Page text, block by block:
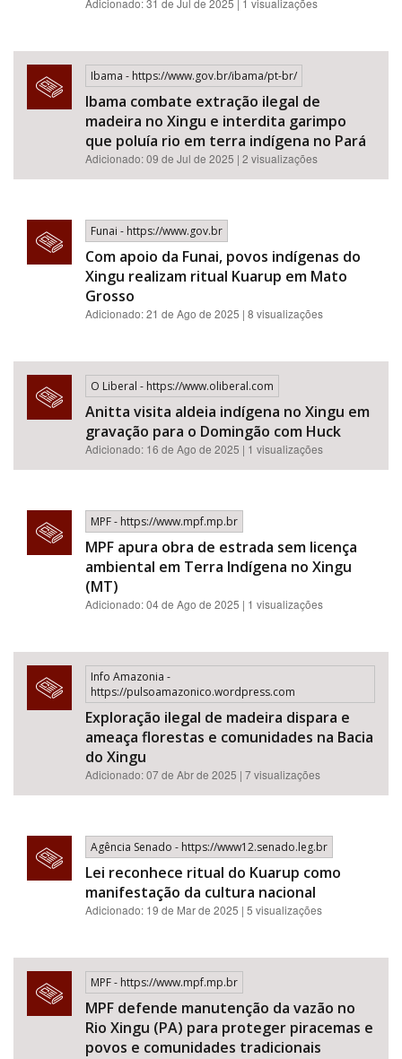
Adicionado: 31 de Jul de 2025 | 1 visualizações
Ibama - https://www.gov.br/ibama/pt-br/
Ibama combate extração ilegal de
madeira no Xingu e interdita garimpo
que poluía rio em terra indígena no Pará
Adicionado: 09 de Jul de 2025 | 2 visualizações
Funai - https://www.gov.br
Com apoio da Funai, povos indígenas do
Xingu realizam ritual Kuarup em Mato
Grosso
Adicionado: 21 de Ago de 2025 | 8 visualizações
O Liberal - https://www.oliberal.com
Anitta visita aldeia indígena no Xingu em
gravação para o Domingão com Huck
Adicionado: 16 de Ago de 2025 | 1 visualizações
MPF - https://www.mpf.mp.br
MPF apura obra de estrada sem licença
ambiental em Terra Indígena no Xingu
(MT)
Adicionado: 04 de Ago de 2025 | 1 visualizações
Info Amazonia -
https://pulsoamazonico.wordpress.com
Exploração ilegal de madeira dispara e
ameaça florestas e comunidades na Bacia
do Xingu
Adicionado: 07 de Abr de 2025 | 7 visualizações
Agência Senado - https://www12.senado.leg.br
Lei reconhece ritual do Kuarup como
manifestação da cultura nacional
Adicionado: 19 de Mar de 2025 | 5 visualizações
MPF - https://www.mpf.mp.br
MPF defende manutenção da vazão no
Rio Xingu (PA) para proteger piracemas e
povos e comunidades tradicionais